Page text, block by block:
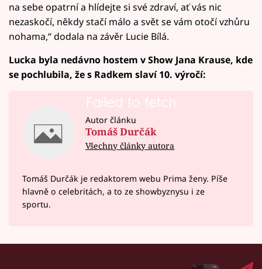
na sebe opatrní a hlídejte si své zdraví, ať vás nic
nezaskočí, někdy stačí málo a svět se vám otočí vzhůru
nohama,“ dodala na závěr Lucie Bílá.
Lucka byla nedávno hostem v Show Jana Krause, kde
se pochlubila, že s Radkem slaví 10. výročí:
Failed to fetch
Autor článku
Tomáš Durčák
Všechny články autora
Tomáš Durčák je redaktorem webu Prima ženy. Píše
hlavně o celebritách, a to ze showbyznysu i ze
sportu.